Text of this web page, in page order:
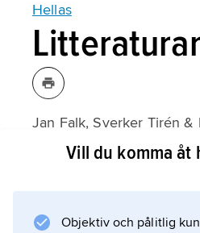
Hellas
Jan Falk, Sverker Tirén &
Hellas: Idrottshistoria
Vill du komma åt
Objektiv och pålitlig